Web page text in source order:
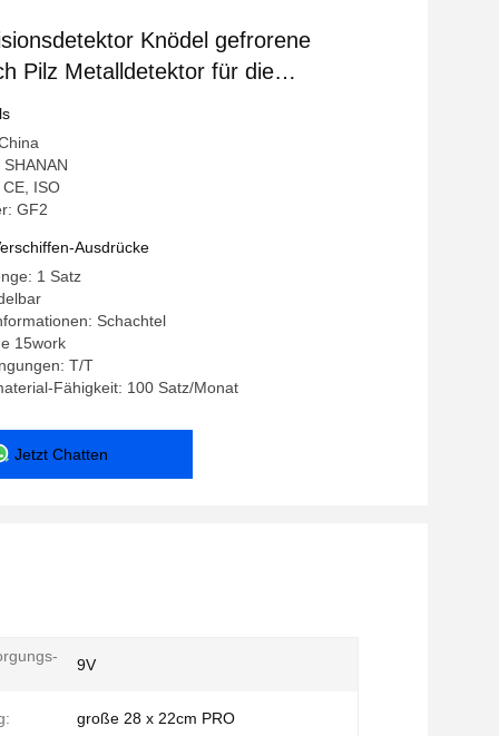
Knödel gefrorene
Pilz Metalldetektor für die
ISO
GF2
Ausdrücke
1 Satz
Schachtel
15work
T/T
Fähigkeit: 100 Satz/Monat
Jetzt Chatten
9V
große 28 x 22cm PRO